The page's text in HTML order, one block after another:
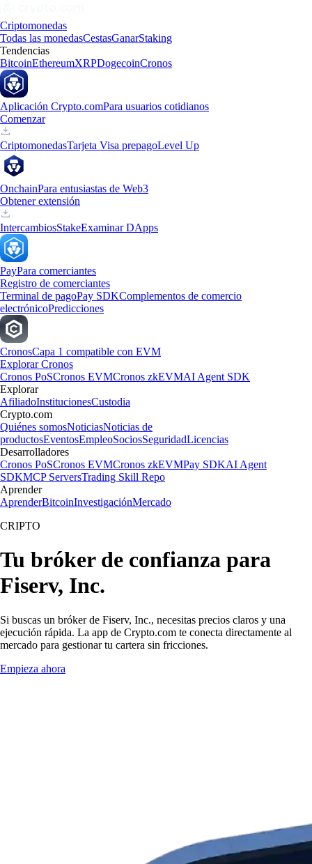
Criptomonedas
Todas las monedasCestasGanarStaking
Tendencias
BitcoinEthereumXRPDogecoinCronos
Aplicación Crypto.comPara usuarios cotidianos
Comenzar
CriptomonedasTarjeta Visa prepagoLevel Up
OnchainPara entusiastas de Web3
Obtener extensión
IntercambiosStakeExaminar DApps
PayPara comerciantes
Registro de comerciantes
Terminal de pagoPay SDKComplementos de comercio
electrónicoPredicciones
CronosCapa 1 compatible con EVM
Explorar Cronos
Cronos PoSCronos EVMCronos zkEVMAI Agent SDK
Explorar
AfiliadoInstitucionesCustodia
Crypto.com
Quiénes somosNoticiasNoticias de
productosEventosEmpleoSociosSeguridadLicencias
Desarrolladores
Cronos PoSCronos EVMCronos zkEVMPay SDKAI Agent
SDKMCP ServersTrading Skill Repo
Aprender
AprenderBitcoinInvestigaciónMercado
CRIPTO
Tu bróker de confianza para
Fiserv, Inc.
Si buscas un bróker de Fiserv, Inc., necesitas precios claros y una
ejecución rápida. La app de Crypto.com te conecta directamente al
mercado para gestionar tu cartera sin fricciones.
Empieza ahora